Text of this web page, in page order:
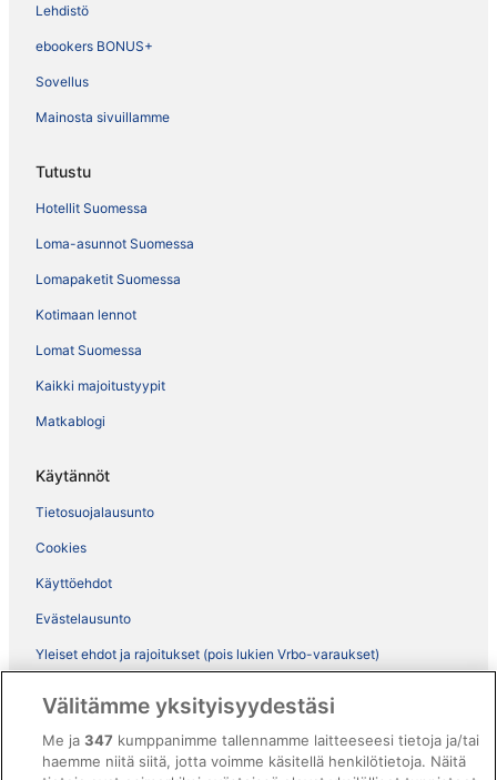
Lehdistö
ebookers BONUS+
Sovellus
Mainosta sivuillamme
Tutustu
Hotellit Suomessa
Loma-asunnot Suomessa
Lomapaketit Suomessa
Kotimaan lennot
Lomat Suomessa
Kaikki majoitustyypit
Matkablogi
Käytännöt
Tietosuojalausunto
Cookies
Käyttöehdot
Evästelausunto
Yleiset ehdot ja rajoitukset (pois lukien Vrbo-varaukset)
ebookers BONUS+ -ohjelman ehdot
Välitämme yksityisyydestäsi
Me ja347 kumppanimme tallennamme laitteeseesi tietoja ja/tai
haemme niitä siitä, jotta voimme käsitellä henkilötietoja. Näitä